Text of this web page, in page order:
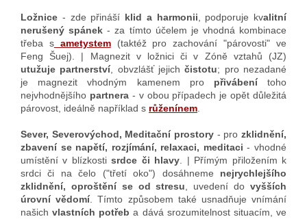
Ložnice - zde přináší klid a harmonii, podporuje kvalitní
nerušený spánek - za tímto účelem je vhodná kombinace
třeba sametystem(taktéž pro zachování "párovosti" ve
Feng Šuej). | Magnezit v ložnici či v Zóně vztahů (JZ)
utužuje partnerství, obvzlášť jejichčistotu; pro nezadané
je magnezit vhodným kamenem propřivábenítoho
nejvhodnějšího partnera- v obou případech je opět důležitá
párovost, ideálně například s růženínem.
Sever, Severovýchod, Meditační prostory - pro zklidnění,
zbavení se napětí, rozjímání, relaxaci, meditaci - vhodné
umístění v blízkostisrdce či hlavy. | Přímým přiložením k
srdci či na čelo ("třetí oko") dosáhneme nejrychlejšího
zklidnění, oproštění se od stresu, uvedení dovyšších
úrovní vědomí. Tímto způsobem také usnadňuje vnímání
našichvlastních potřeb a dává srozumitelnost situacím, ve